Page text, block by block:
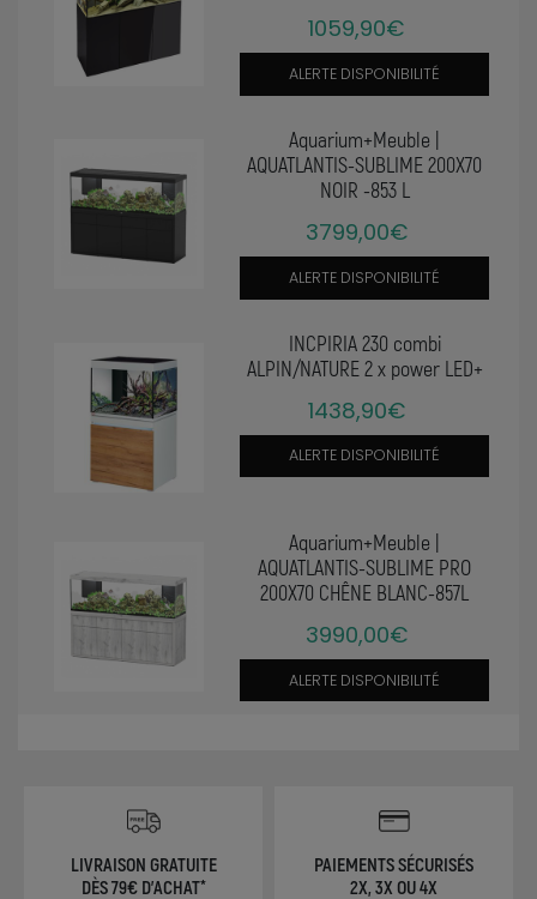
1059,90€
ALERTE DISPONIBILITÉ
Aquarium+Meuble |
AQUATLANTIS-SUBLIME 200X70
NOIR -853 L
3799,00€
ALERTE DISPONIBILITÉ
INCPIRIA 230 combi
ALPIN/NATURE 2 x power LED+
1438,90€
ALERTE DISPONIBILITÉ
Aquarium+Meuble |
AQUATLANTIS-SUBLIME PRO
200X70 CHÊNE BLANC-857L
3990,00€
ALERTE DISPONIBILITÉ
LIVRAISON GRATUITE
DÈS 79€ D'ACHAT*
PAIEMENTS SÉCURISÉS
2X, 3X OU 4X